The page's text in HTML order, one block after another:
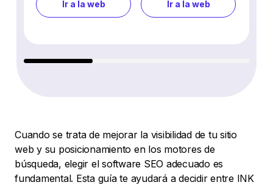
Ir a la web Ir a la web
Cuando se trata de mejorar la visibilidad de tu sitio
web y su posicionamiento en los motores de
búsqueda, elegir el software SEO adecuado es
fundamental. Esta guía te ayudará a decidir entre INK